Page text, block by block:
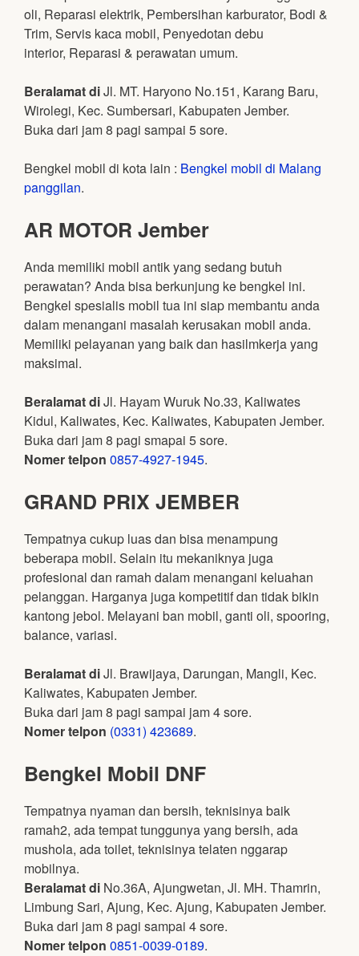
oli, Reparasi elektrik, Pembersihan karburator, Bodi &
Trim, Servis kaca mobil, Penyedotan debu
interior, Reparasi & perawatan umum.
Beralamat diJl. MT. Haryono No.151, Karang Baru,
Wirolegi, Kec. Sumbersari, Kabupaten Jember.
Buka dari jam 8 pagi sampai 5 sore.
Bengkel mobil di kota lain : Bengkel mobil di Malang
panggilan.
AR MOTOR Jember
Anda memiliki mobil antik yang sedang butuh
perawatan? Anda bisa berkunjung ke bengkel ini.
Bengkel spesialis mobil tua ini siap membantu anda
dalam menangani masalah kerusakan mobil anda.
Memiliki pelayanan yang baik dan hasilmkerja yang
maksimal.
Beralamat diJl. Hayam Wuruk No.33, Kaliwates
Kidul, Kaliwates, Kec. Kaliwates, Kabupaten Jember.
Buka dari jam 8 pagi smapai 5 sore.
Nomer telpon 0857-4927-1945.
GRAND PRIX JEMBER
Tempatnya cukup luas dan bisa menampung
beberapa mobil. Selain itu mekaniknya juga
profesional dan ramah dalam menangani keluahan
pelanggan. Harganya juga kompetitif dan tidak bikin
kantong jebol. Melayani ban mobil, ganti oli, spooring,
balance, variasi.
Beralamat diJl. Brawijaya, Darungan, Mangli, Kec.
Kaliwates, Kabupaten Jember.
Buka dari jam 8 pagi sampai jam 4 sore.
Nomer telpon (0331) 423689.
Bengkel Mobil DNF
Tempatnya nyaman dan bersih, teknisinya baik
ramah2, ada tempat tunggunya yang bersih, ada
mushola, ada toilet, teknisinya telaten nggarap
mobilnya.
Beralamat di No.36A, Ajungwetan, Jl. MH. Thamrin,
Limbung Sari, Ajung, Kec. Ajung, Kabupaten Jember.
Buka dari jam 8 pagi sampai 4 sore.
Nomer telpon 0851-0039-0189.